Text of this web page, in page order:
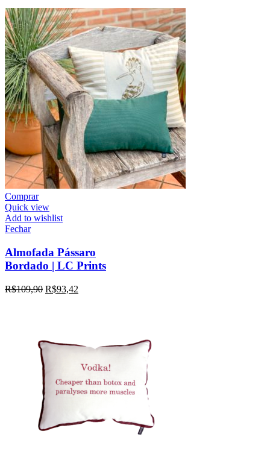
Comprar
Quick view
Add to wishlist
Fechar
Almofada Pássaro
Bordado | LC Prints
R$109,90 R$93,42